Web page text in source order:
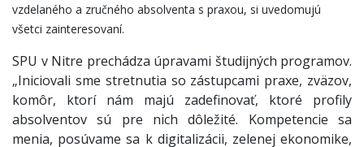
vzdelaného a zručného absolventa s praxou, si uvedomujú
všetci zainteresovaní.
SPU v Nitre prechádza úpravami študijných programov.
„Iniciovali sme stretnutia so zástupcami praxe, zväzov,
komôr, ktorí nám majú zadefinovať, ktoré profily
absolventov sú pre nich dôležité. Kompetencie sa
menia, posúvame sa k digitalizácii, zelenej ekonomike,